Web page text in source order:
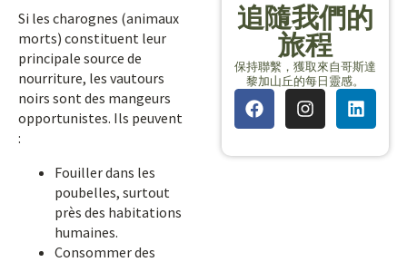
Si les charognes (animaux
morts) constituent leur
principale source de
nourriture, les vautours
noirs sont des mangeurs
opportunistes. Ils peuvent
:
Fouiller dans les
poubelles, surtout
près des habitations
humaines.
Consommer des
追隨我們的
旅程
保持聯繫，獲取來自哥斯達
黎加山丘的每日靈感。